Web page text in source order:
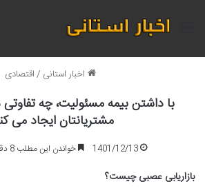
منو
اخبار استانی /اقتصادی
با داشتن بیمه مسئولیت، چه
مشتریانتان ایجاد می
1401/12/13 خواندن این مطلب 8 دقیقه زمان میبرد
بازاریابی عصبی چیست؟